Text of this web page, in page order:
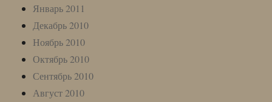
Январь 2011
Декабрь 2010
Ноябрь 2010
Октябрь 2010
Сентябрь 2010
Август 2010